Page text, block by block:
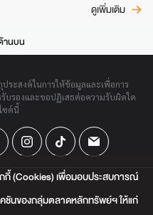
ดูเพิ่มเติม
นบน
ระสงค์ในการให้ข้อมูลและเพื่อการ
บรองและขอปฏิเสธต่อความรับผิดใด
ซต์นี้
กี้ (Cookies) เพื่อมอบประสบการณ์
ชันของกลุ่มตลาดหลักทรัพย์ฯ ให้แก่